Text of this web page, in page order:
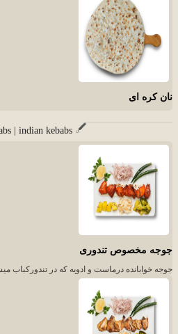
نان کره ای
| indian kebabs
جوجه مخصوص تندوری
جوجه خوابانده درماست و ادویه که در تندورکباب